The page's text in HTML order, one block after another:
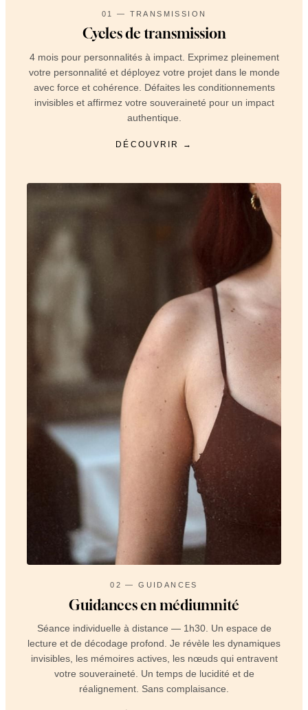
01 — TRANSMISSION
Cycles de transmission
4 mois pour personnalités à impact. Exprimez pleinement
votre personnalité et déployez votre projet dans le monde
avec force et cohérence. Défaites les conditionnements
invisibles et affirmez votre souveraineté pour un impact
authentique.
DÉCOUVRIR →
02 — GUIDANCES
Guidances en médiumnité
Séance individuelle à distance — 1h30. Un espace de
lecture et de décodage profond. Je révèle les dynamiques
invisibles, les mémoires actives, les nœuds qui entravent
votre souveraineté. Un temps de lucidité et de
réalignement. Sans complaisance.